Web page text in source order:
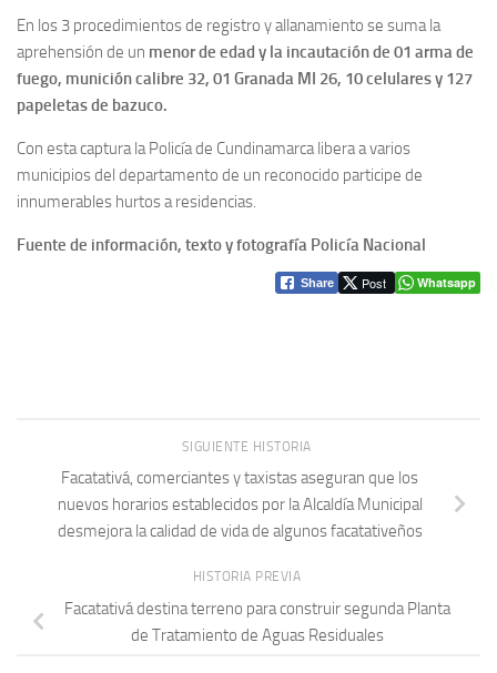
En los 3 procedimientos de registro y allanamiento se suma la
aprehensión de un menor de edad y la incautación de 01 arma de
fuego, munición calibre 32, 01 Granada MI 26, 10 celulares y 127
papeletas de bazuco.
Con esta captura la Policía de Cundinamarca libera a varios
municipios del departamento de un reconocido participe de
innumerables hurtos a residencias.
Fuente de información, texto y fotografía Policía Nacional
Share Post Whatsapp
SIGUIENTE HISTORIA
Facatativá, comerciantes y taxistas aseguran que los
nuevos horarios establecidos por la Alcaldía Municipal
desmejora la calidad de vida de algunos facatativeños
HISTORIA PREVIA
Facatativá destina terreno para construir segunda Planta
de Tratamiento de Aguas Residuales